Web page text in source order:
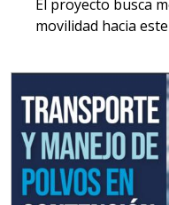
El proyecto busca
movilidad hacia